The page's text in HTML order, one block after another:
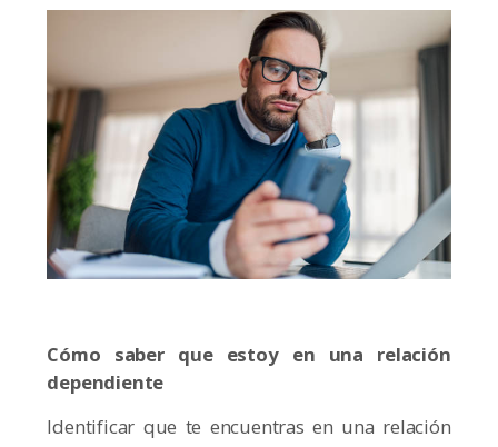
Cómo saber que estoy en una relación
dependiente
Identificar que te encuentras en una relación